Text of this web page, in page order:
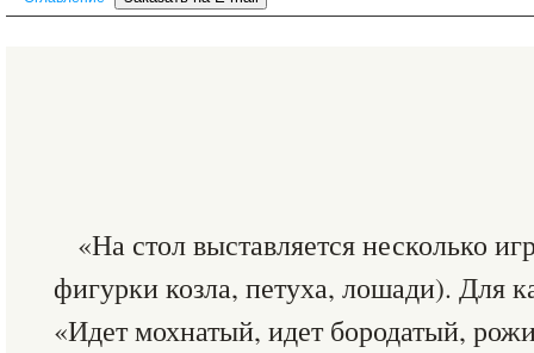
«На стол выставляется несколько
фигурки козла, петуха, лошади). Для
«Идет мохнатый, идет бородатый,